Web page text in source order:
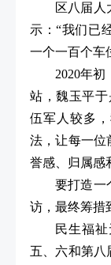
区八届人
示：“我们已
一个一百个车
2020年
站，魏玉平
伍军人较多
法，让每一位
誉感、归属感
要打造一
访，最终筹措
民生福
五、六和第八